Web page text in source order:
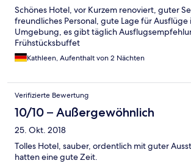
Schönes Hotel, vor Kurzem renoviert, guter
freundliches Personal, gute Lage für Ausflüge
Umgebung, es gibt täglich
Frühstücksbuffet
Kathleen, Aufenthalt von 2 Nächten
Verifizierte Bewertung
10/10 – Außergewöhnlich
25. Okt. 2018
Tolles Hotel, sauber, ordentlich mit guter
hatten eine gute Zeit.